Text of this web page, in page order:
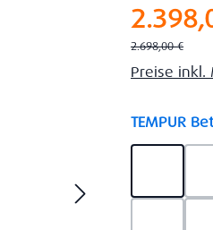
Regulärer Preis:
2.698,00 €
Preise inkl.
TEMPUR